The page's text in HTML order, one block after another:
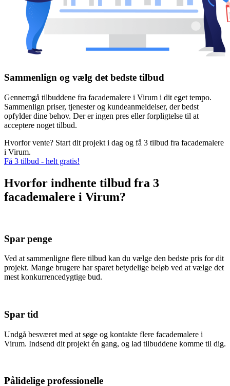
Sammenlign og vælg det bedste tilbud
Gennemgå tilbuddene fra facademalere i Virum i dit eget tempo.
Sammenlign priser, tjenester og kundeanmeldelser, der bedst
opfylder dine behov. Der er ingen pres eller forpligtelse til at
acceptere noget tilbud.
Hvorfor vente? Start dit projekt i dag og få 3 tilbud fra facademalere
i Virum.
Få 3 tilbud - helt gratis!
Hvorfor indhente tilbud fra 3
facademalere i Virum?
Spar penge
Ved at sammenligne flere tilbud kan du vælge den bedste pris for dit
projekt. Mange brugere har sparet betydelige beløb ved at vælge det
mest konkurrencedygtige bud.
Spar tid
Undgå besværet med at søge og kontakte flere facademalere i
Virum. Indsend dit projekt én gang, og lad tilbuddene komme til dig.
Pålidelige professionelle